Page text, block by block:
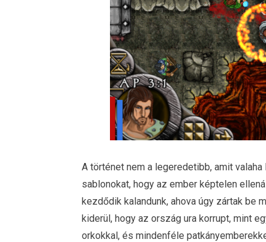
A történet nem a legeredetibb, amit
sablonokat, hogy az ember képtelen
kezdődik kalandunk, ahova úgy zártak be
kiderül, hogy az ország ura korrupt, mint
orkokkal, és mindenféle